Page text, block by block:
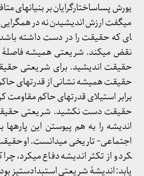
یورش پساساختارگرایان بر بنیان­های
ای که حقیقت را در دست داشته باشد
نقض می­کند. شریعتی همیشه فاصلۀ
حقیقت اندیشید. برای شریعتی
حقیقت همیشه نشانی از قدرت­های
برابر استیلای قدرت­های حاکم
حقیقت دست نکشید. شریعتی حقیقت
اندیشه را به هم پیوستن این
کرد و از تکثر اندیشه دفاع می­کرد،
یابد: اندیشۀ شریعتی استبدادستیز